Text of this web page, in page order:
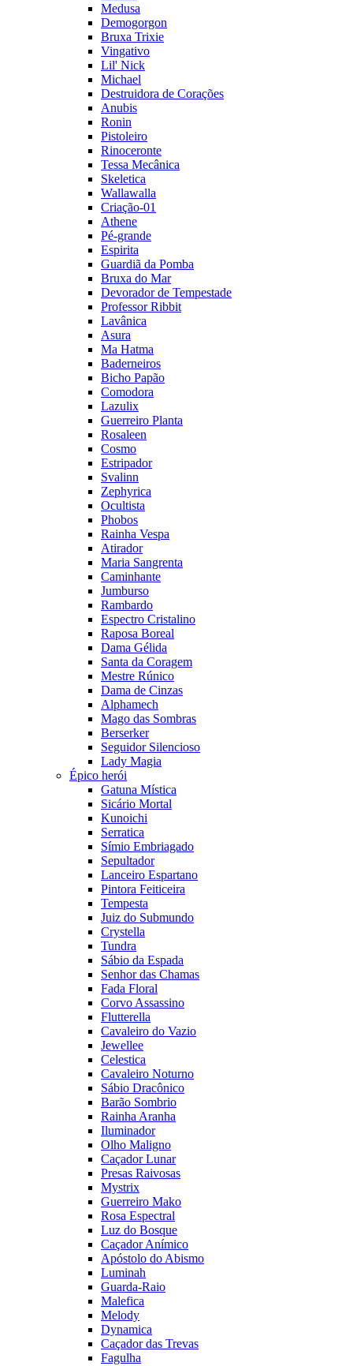
Medusa
Demogorgon
Bruxa Trixie
Vingativo
Lil' Nick
Michael
Destruidora de Corações
Anubis
Ronin
Pistoleiro
Rinoceronte
Tessa Mecânica
Skeletica
Wallawalla
Criação-01
Athene
Pé-grande
Espirita
Guardiã da Pomba
Bruxa do Mar
Devorador de Tempestade
Professor Ribbit
Lavânica
Asura
Ma Hatma
Baderneiros
Bicho Papão
Comodora
Lazulix
Guerreiro Planta
Rosaleen
Cosmo
Estripador
Svalinn
Zephyrica
Ocultista
Phobos
Rainha Vespa
Atirador
Maria Sangrenta
Caminhante
Jumburso
Rambardo
Espectro Cristalino
Raposa Boreal
Dama Gélida
Santa da Coragem
Mestre Rúnico
Dama de Cinzas
Alphamech
Mago das Sombras
Berserker
Seguidor Silencioso
Lady Magia
Épico herói
Gatuna Mística
Sicário Mortal
Kunoichi
Serratica
Símio Embriagado
Sepultador
Lanceiro Espartano
Pintora Feiticeira
Tempesta
Juiz do Submundo
Crystella
Tundra
Sábio da Espada
Senhor das Chamas
Fada Floral
Corvo Assassino
Flutterella
Cavaleiro do Vazio
Jewellee
Celestica
Cavaleiro Noturno
Sábio Dracônico
Barão Sombrio
Rainha Aranha
Iluminador
Olho Maligno
Caçador Lunar
Presas Raivosas
Mystrix
Guerreiro Mako
Rosa Espectral
Luz do Bosque
Caçador Anímico
Apóstolo do Abismo
Luminah
Guarda-Raio
Malefica
Melody
Dynamica
Caçador das Trevas
Fagulha